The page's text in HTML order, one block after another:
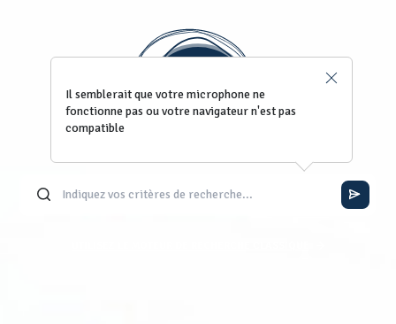
Il semblerait que votre microphone ne
fonctionne pas ou votre navigateur n'est pas
compatible